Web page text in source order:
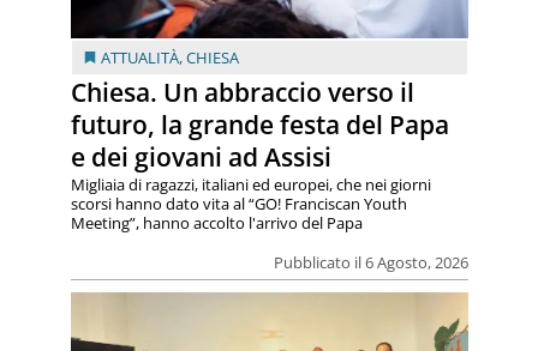
ATTUALITÀ,CHIESA
Chiesa. Un abbraccio verso il
futuro, la grande festa del Papa
e dei giovani ad Assisi
Pubblicato il 6 Agosto, 2026
Migliaia di ragazzi, italiani ed europei, che nei giorni
scorsi hanno dato vita al “GO! Franciscan Youth
Meeting”, hanno accolto l'arrivo del Papa